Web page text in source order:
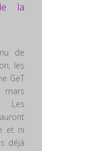
la
de
les
GeT
Les
et ni
déjà